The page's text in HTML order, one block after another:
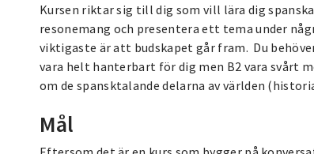
Kursen riktar sig till dig som vill lära dig
resonemang och presentera ett tema under
viktigaste är att budskapet går fram. Du
vara helt hanterbart för dig men B2 vara svårt
om de spansktalande delarna av världen
Mål